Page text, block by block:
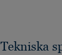
Tekniska